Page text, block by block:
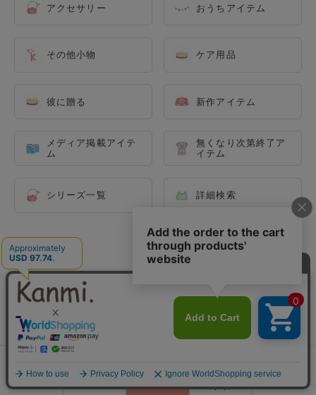
アクセサリー おうちアイテム
その他小物 ケア用品
彼に贈る 新作アイテム
メディア掲載アイテ
ム
無くなり次第終了ア
イテム
シリーズ一覧 詳細検索
シーン別で探す
会員登録
ログイン